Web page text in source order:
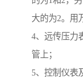
大的为2。用
4、远传压力
管上；
5、控制仪表